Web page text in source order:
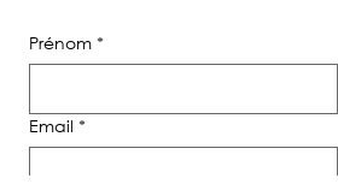
Prénom *
Email *